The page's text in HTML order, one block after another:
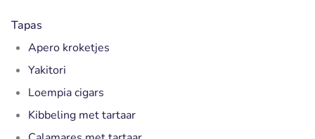
Tapas
Apero kroketjes
Yakitori
Loempia cigars
Kibbeling met tartaar